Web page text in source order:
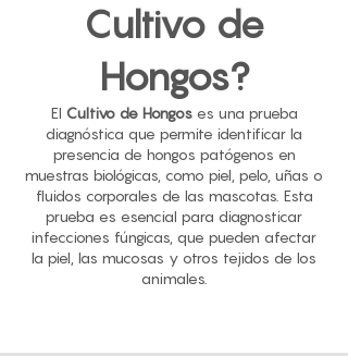
Cultivo de
Hongos?
El Cultivo de Hongoses una prueba
diagnóstica que permite identificar la
presencia de hongos patógenos en
muestras biológicas, como piel, pelo, uñas o
fluidos corporales de las mascotas. Esta
prueba es esencial para diagnosticar
infecciones fúngicas, que pueden afectar
la piel, las mucosas y otros tejidos de los
animales.